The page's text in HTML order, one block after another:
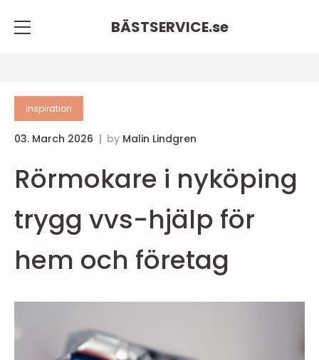
BÄSTSERVICE.se
inspiration
03. March 2026 by Malin Lindgren
Rörmokare i nyköping
trygg vvs-hjälp för
hem och företag